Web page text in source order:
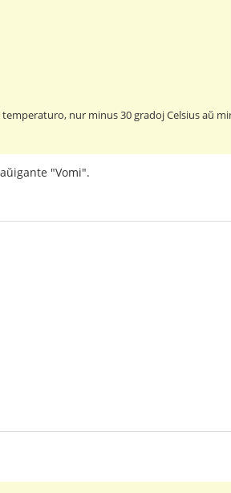
nur minus 30 gradoj Celsius aŭ
"Vomi".